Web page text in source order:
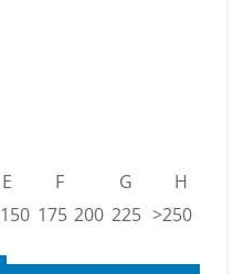
E F G
H
150 175 200 225 >250